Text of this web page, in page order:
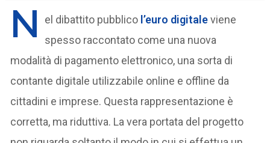
N el dibattito pubblico l’euro digitaleviene
spesso raccontato come una nuova
modalità di pagamento elettronico, una sorta di
contante digitale utilizzabile online e offline da
cittadini e imprese. Questa rappresentazione è
corretta, ma riduttiva. La vera portata del progetto